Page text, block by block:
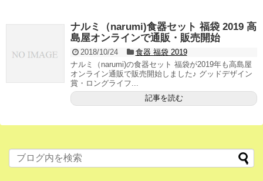
ナルミ（narumi)食器セット 福袋 2019 高
島屋オンラインで通販・販売開始
2018/10/24
食器 福袋 2019
ナルミ（narumi)の食器セット 福袋が2019年も高島屋
オンライン通販で販売開始しました♪ グッドデザイン
賞・ロングライフ...
記事を読む